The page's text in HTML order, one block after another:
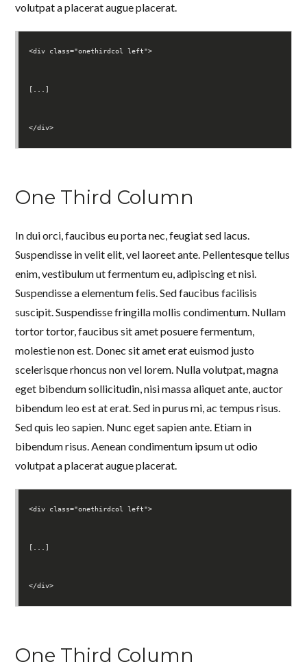
volutpat a placerat augue placerat.
<div class="onethirdcol left">
[...]
</div>
One Third Column
In dui orci, faucibus eu porta nec, feugiat sed lacus.
Suspendisse in velit elit, vel laoreet ante. Pellentesque tellus
enim, vestibulum ut fermentum eu, adipiscing et nisi.
Suspendisse a elementum felis. Sed faucibus facilisis
suscipit. Suspendisse fringilla mollis condimentum. Nullam
tortor tortor, faucibus sit amet posuere fermentum,
molestie non est. Donec sit amet erat euismod justo
scelerisque rhoncus non vel lorem. Nulla volutpat, magna
eget bibendum sollicitudin, nisi massa aliquet ante, auctor
bibendum leo est at erat. Sed in purus mi, ac tempus risus.
Sed quis leo sapien. Nunc eget sapien ante. Etiam in
bibendum risus. Aenean condimentum ipsum ut odio
volutpat a placerat augue placerat.
<div class="onethirdcol left">
[...]
</div>
One Third Column